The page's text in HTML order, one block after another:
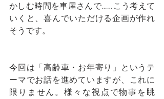
かしむ時間を車屋さんで……こう考えて
いくと、喜んでいただける企画が作れ
そうです。
今回は「高齢車・お年寄り」というテ
ーマでお話を進めていますが、これに
限りません。様々な視点で物事を眺